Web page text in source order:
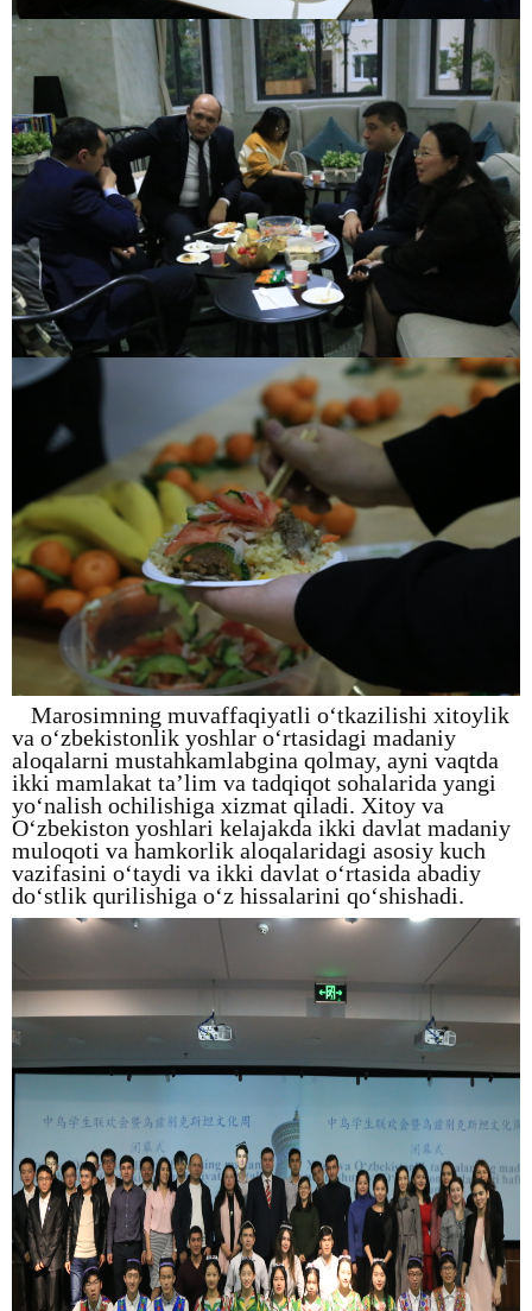
Marosimning muvaffaqiyatli o‘tkazilishi xitoylik
va o‘zbekistonlik yoshlar o‘rtasidagi madaniy
aloqalarni mustahkamlabgina qolmay, ayni vaqtda
ikki mamlakat ta’lim va tadqiqot sohalarida yangi
yo‘nalish ochilishiga xizmat qiladi. Xitoy va
O‘zbekiston yoshlari kelajakda ikki davlat madaniy
muloqoti va hamkorlik aloqalaridagi asosiy kuch
vazifasini o‘taydi va ikki davlat o‘rtasida abadiy
do‘stlik qurilishiga o‘z hissalarini qo‘shishadi.